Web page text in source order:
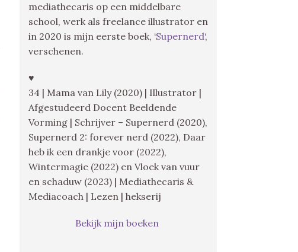
mediathecaris op een middelbare
school, werk als freelance illustrator en
in 2020 is mijn eerste boek, ‘Supernerd‘,
verschenen.
♥
34 | Mama van Lily (2020) | Illustrator |
Afgestudeerd Docent Beeldende
Vorming | Schrijver – Supernerd (2020),
Supernerd 2: forever nerd (2022), Daar
heb ik een drankje voor (2022),
Wintermagie (2022) en Vloek van vuur
en schaduw (2023) | Mediathecaris &
Mediacoach | Lezen | hekserij
Bekijk mijn boeken